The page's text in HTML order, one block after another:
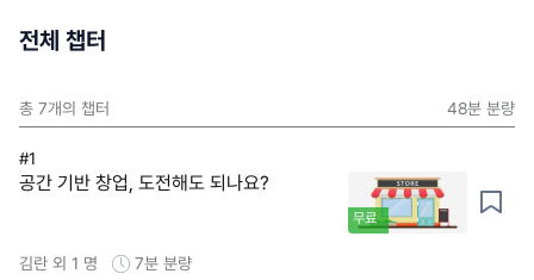
전체 챕터
총 7개의 챕터 48분 분량
#1
공간 기반 창업, 도전해도 되나요?
무료
김란 외 1 명 7분 분량